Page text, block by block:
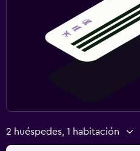
2 huéspedes, 1 habitación